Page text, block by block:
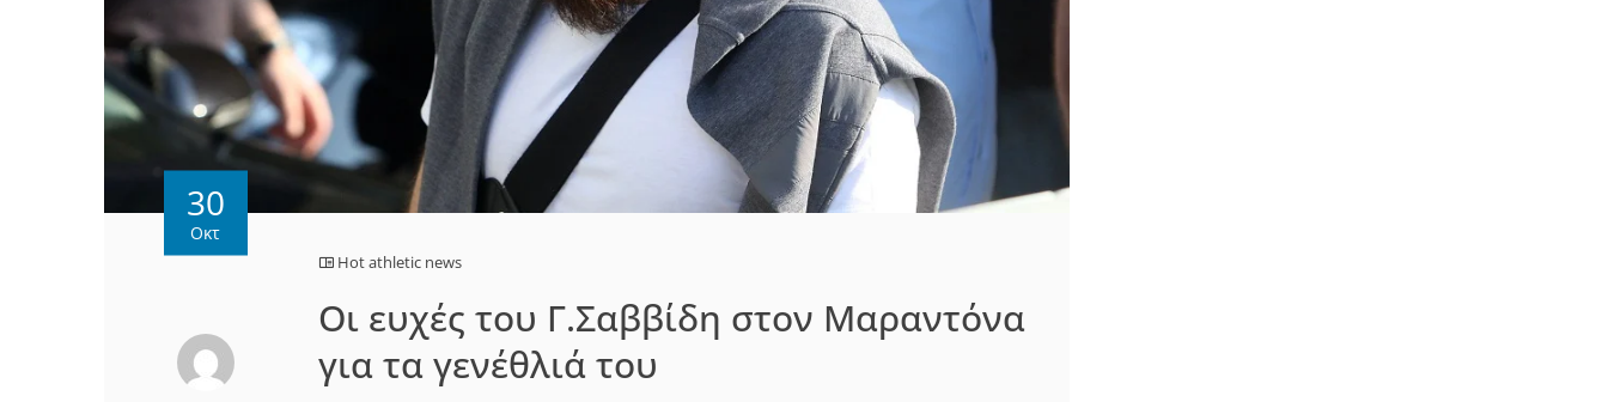
30
Οκτ
Hot athletic news
Οι ευχές του Γ.Σαββίδη στον Μαραντόνα
για τα γενέθλιά του